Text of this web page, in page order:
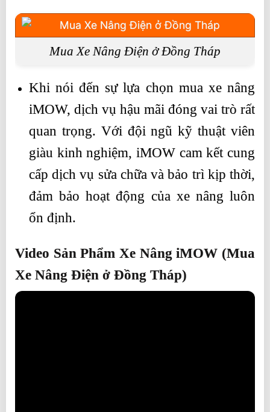
Mua Xe Nâng Điện ở Đồng Tháp
Khi nói đến sự lựa chọn mua xe nâng
iMOW, dịch vụ hậu mãi đóng vai trò rất
quan trọng. Với đội ngũ kỹ thuật viên
giàu kinh nghiệm, iMOW cam kết cung
cấp dịch vụ sửa chữa và bảo trì kịp thời,
đảm bảo hoạt động của xe nâng luôn
ổn định.
Video Sản Phẩm Xe Nâng iMOW (Mua
Xe Nâng Điện ở Đồng Tháp)